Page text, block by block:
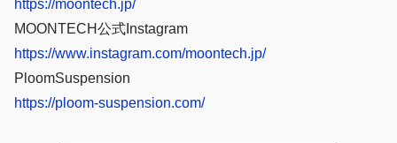
https://moontech.jp/
MOONTECH公式Instagram
https://www.instagram.com/moontech.jp/
PloomSuspension
https://ploom-suspension.com/